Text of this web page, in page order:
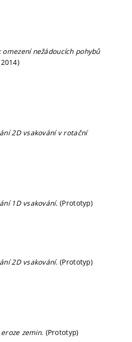
nežádoucích pohybů
2D vsakování v rotační
1D vsakování. (Prototyp)
2D vsakování. (Prototyp)
zemin. (Prototyp)